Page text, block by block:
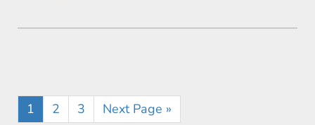
1 2 3 Next Page »